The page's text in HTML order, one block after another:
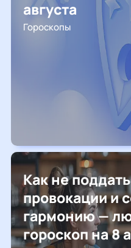
августа
Гороскопы
Как не
провокации и
гармонию —
гороскоп на 8